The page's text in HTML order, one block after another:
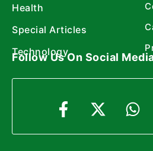
Health
Special Articles
Technology
Follow Us On Social